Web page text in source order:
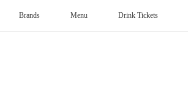
Brands Menu Drink Tickets